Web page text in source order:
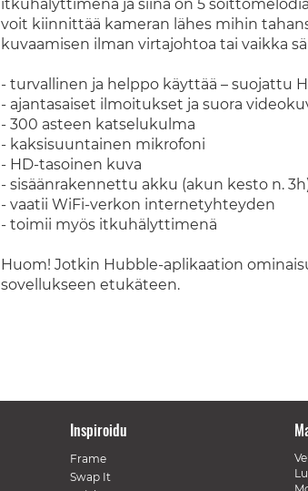
itkuhälyttimenä ja siinä on 5
voit kiinnittää kameran lähes mihin
kuvaamisen ilman virtajohtoa tai vaikka
- turvallinen ja helppo käyttää – suojattu
- ajantasaiset ilmoitukset ja suora
- 300 asteen katselukulma
- kaksisuuntainen mikrofoni
- HD-tasoinen kuva
- sisäänrakennettu akku (akun kesto n.
- vaatii WiFi-verkon internetyhteyden
- toimii myös itkuhälyttimenä
Huom! Jotkin Hubble-aplikaation
sovellukseen etukäteen.
Inspiroidu
Frame
Swap It